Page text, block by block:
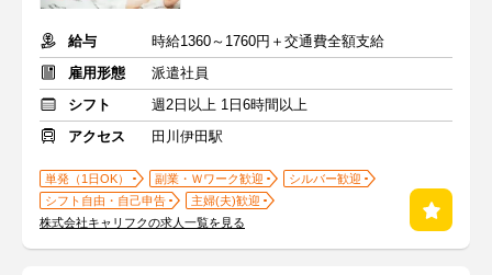
給与
時給1360～1760円＋交通費全額支給
雇用形態
派遣社員
シフト
週2日以上 1日6時間以上
アクセス
田川伊田駅
単発（1日OK） 副業・Ｗワーク歓迎
シルバー歓迎
シフト自由・自己申告
主婦(夫)歓迎
株式会社キャリフクの求人一覧を見る